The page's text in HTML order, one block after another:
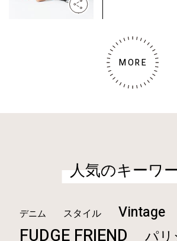
MORE
人気のキーワ
デニム スタイル Vintage
FUDGE FRIEND